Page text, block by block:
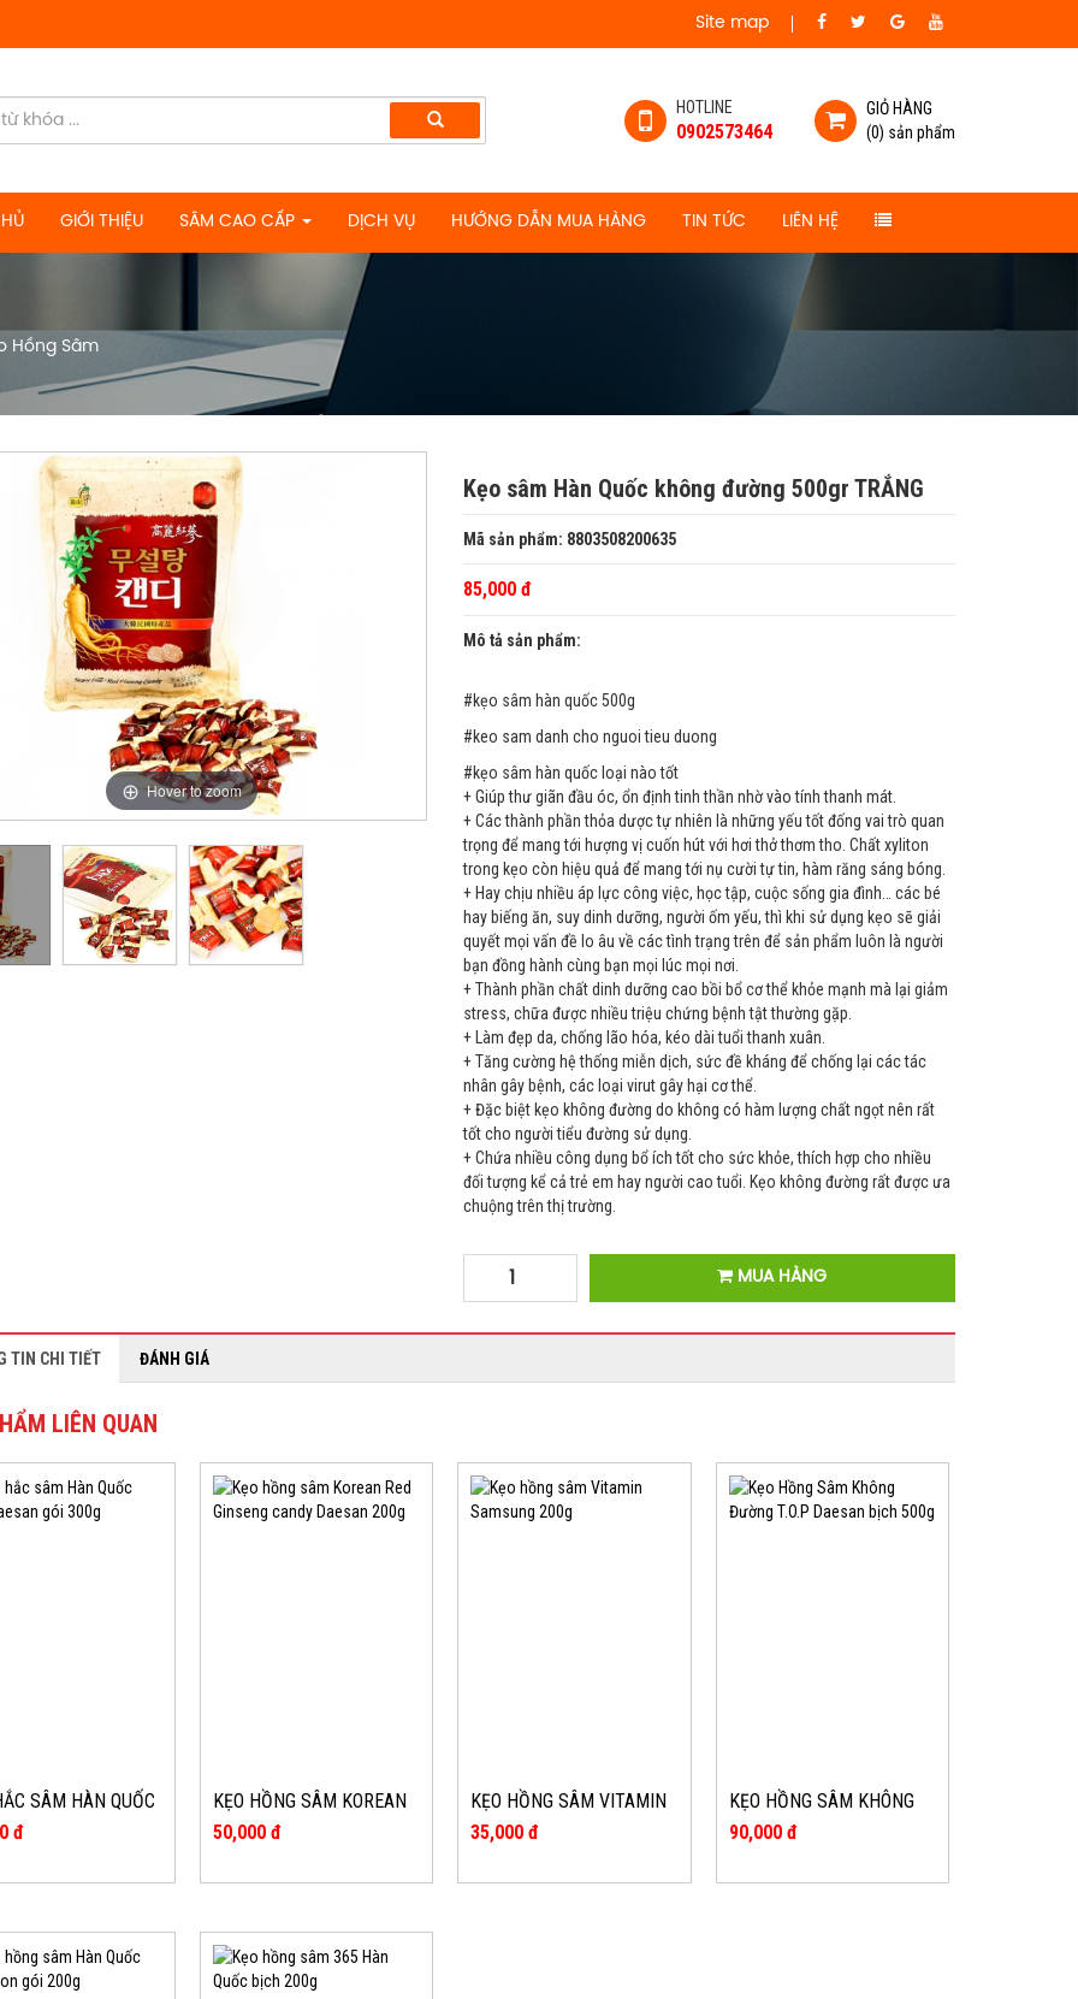
Site map
HOTLINE
0902573464
GIỎ HÀNG
(0) sản phẩm
GIỚI THIỆU SÂM CAO CẤP DỊCH VỤ HƯỚNG DẪN MUA HÀNG TIN TỨC LIÊN HỆ
Hồng Sâm
Hover to zoom
Kẹo sâm Hàn Quốc không đường 500gr TRẮNG
Mã sản phẩm: 8803508200635
85,000 đ
Mô tả sản phẩm:
#kẹo sâm hàn quốc 500g
#keo sam danh cho nguoi tieu duong
#kẹo sâm hàn quốc loại nào tốt
+ Giúp thư giãn đầu óc, ổn định tinh thần nhờ vào tính thanh mát.
+ Các thành phần thỏa dược tự nhiên là những yếu tốt đống vai trò quan
trọng để mang tới hượng vị cuốn hút với hơi thở thơm tho. Chất xyliton
trong kẹo còn hiệu quả để mang tới nụ cười tự tin, hàm răng sáng bóng.
+ Hay chịu nhiều áp lực công việc, học tập, cuộc sống gia đình… các bé
hay biếng ăn, suy dinh dưỡng, người ốm yếu, thì khi sử dụng kẹo sẽ giải
quyết mọi vấn đề lo âu về các tình trạng trên để sản phẩm luôn là người
bạn đồng hành cùng bạn mọi lúc mọi nơi.
+ Thành phần chất dinh dưỡng cao bồi bổ cơ thể khỏe mạnh mà lại giảm
stress, chữa được nhiều triệu chứng bệnh tật thường gặp.
+ Làm đẹp da, chống lão hóa, kéo dài tuổi thanh xuân.
+ Tăng cường hệ thống miễn dịch, sức đề kháng để chống lại các tác
nhân gây bệnh, các loại virut gây hại cơ thể.
+ Đặc biệt kẹo không đường do không có hàm lượng chất ngọt nên rất
tốt cho người tiểu đường sử dụng.
+ Chứa nhiều công dụng bổ ích tốt cho sức khỏe, thích hợp cho nhiều
đối tượng kể cả trẻ em hay người cao tuổi. Kẹo không đường rất được ưa
chuộng trên thị trường.
MUA HÀNG
TIN CHI TIẾT ĐÁNH GIÁ
LIÊN QUAN
SÂM HÀN QUỐC
GÓI 300G
đ
KẸO HỒNG SÂM KOREAN
RED GINSENG CANDY
50,000 đ
KẸO HỒNG SÂM VITAMIN
SAMSUNG 200G
35,000 đ
KẸO HỒNG SÂM KHÔNG
ĐƯỜNG T.O.P DAESAN
90,000 đ